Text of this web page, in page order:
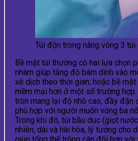
Túi độn trong nâng vòng 3
Bề mặt túi thường có hai lựa chọn
nhám giúp tăng độ bám dính vào
xê dịch theo thời gian; hoặc bề
mềm mại hơn ở một số trường hợp.
tròn mang lại độ nhô cao, đầy đặn
phù hợp với người muốn vòng ba
Trong khi đó, túi bầu dục (giọt
nhiên, dài và hài hòa, lý tưởng cho